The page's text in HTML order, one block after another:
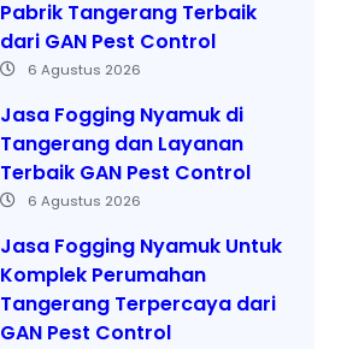
Pabrik Tangerang Terbaik
dari GAN Pest Control
6 Agustus 2026
Jasa Fogging Nyamuk di
Tangerang dan Layanan
Terbaik GAN Pest Control
6 Agustus 2026
Jasa Fogging Nyamuk Untuk
Komplek Perumahan
Tangerang Terpercaya dari
GAN Pest Control